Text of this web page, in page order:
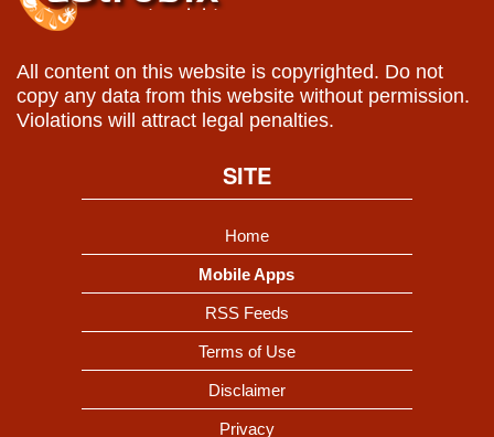
All content on this website is copyrighted. Do not
copy any data from this website without permission.
Violations will attract legal penalties.
SITE
Home
Mobile Apps
RSS Feeds
Terms of Use
Disclaimer
Privacy